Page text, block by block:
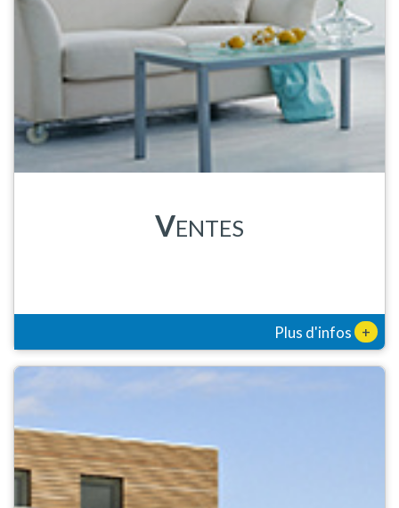
VENTES
Plus d'infos +